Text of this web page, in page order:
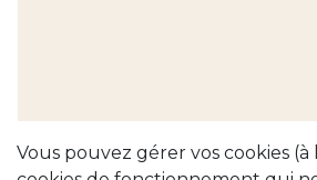
Vous pouvez gérer vos cookies (à